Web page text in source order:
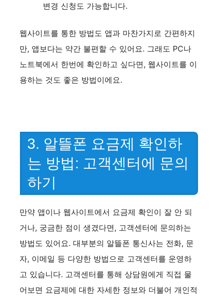
변경 신청도 가능합니다.
웹사이트를 통한 방법도 앱과 마찬가지로 간편하지
만, 앱보다는 약간 불편할 수 있어요. 그래도 PC나
노트북에서 한번에 확인하고 싶다면, 웹사이트를 이
용하는 것도 좋은 방법이에요.
3. 알뜰폰 요금제 확인하
는 방법: 고객센터에 문의
하기
만약 앱이나 웹사이트에서 요금제 확인이 잘 안 되
거나, 궁금한 점이 생겼다면, 고객센터에 문의하는
방법도 있어요. 대부분의 알뜰폰 통신사는 전화, 문
자, 이메일 등 다양한 방법으로 고객센터를 운영하
고 있습니다. 고객센터를 통해 상담원에게 직접 물
어보면 요금제에 대한 자세한 정보와 더불어 개인적